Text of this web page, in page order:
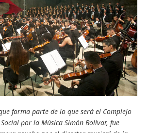
forma parte de lo que será el Complejo
por la Música Simón Bolívar, fue